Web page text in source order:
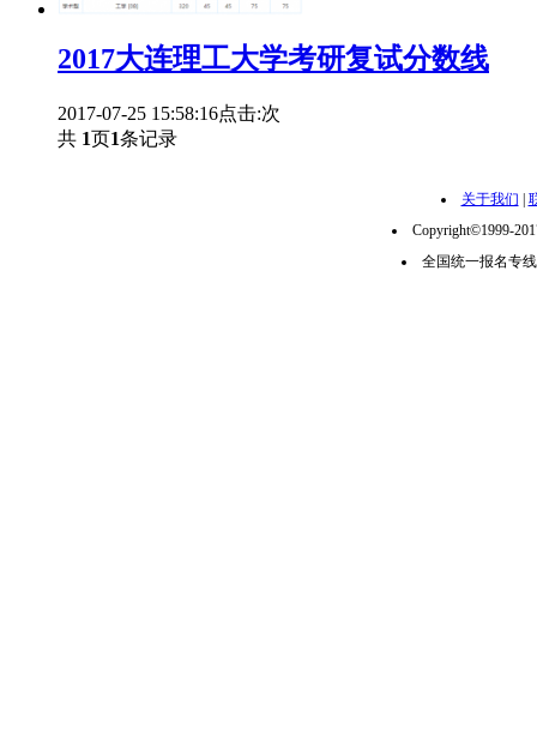
2017大连理工大学考研复试分数线
2017-07-25 15:58:16点击:次
共 1页1条记录
关于我们
Copyright©1999-
全国统一报名专